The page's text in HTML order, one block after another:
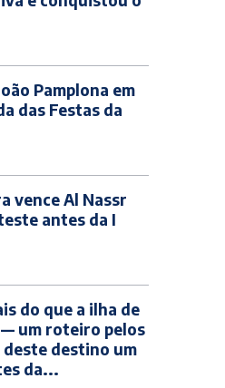
Pamplona em
das Festas da
vence Al Nassr
antes da I
do que a ilha de
um roteiro pelos
destino um
da...